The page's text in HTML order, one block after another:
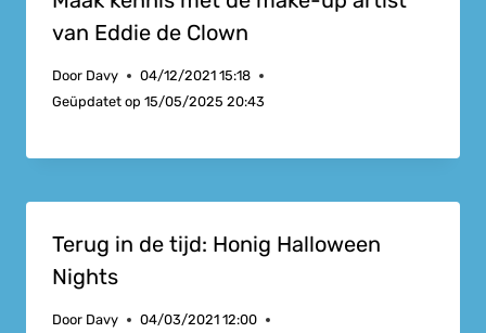
van Eddie de Clown
Door Davy
04/12/2021 15:18
Geüpdatet op 15/05/2025 20:43
Terug in de tijd: Honig Halloween
Nights
Door Davy
04/03/2021 12:00